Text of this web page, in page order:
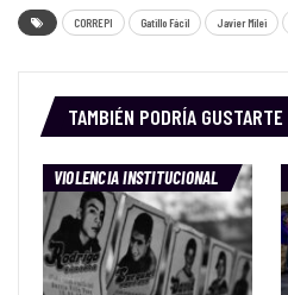
CORREPI Gatillo Fácil Javier Milei
TAMBIÉN PODRÍA GUSTARTE
VIOLENCIA INSTITUCIONAL